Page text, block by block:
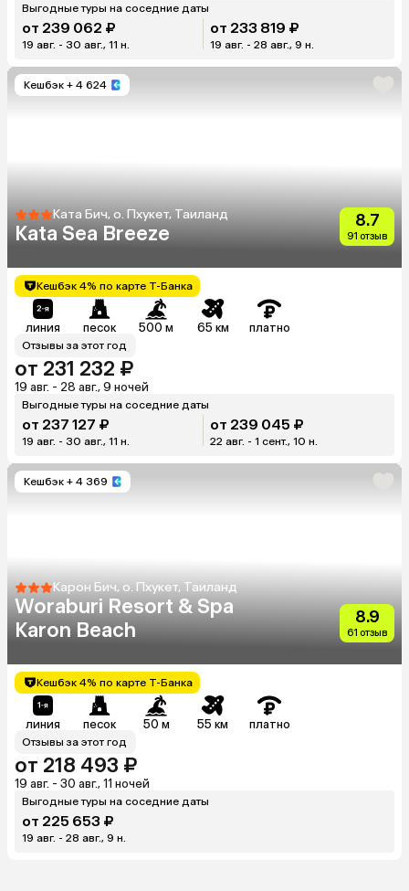
Выгодные туры на соседние даты
от 239 062 ₽
19 авг. - 30 авг., 11 н.
от 233 819 ₽
19 авг. - 28 авг., 9 н.
Кешбэк + 4 624
Ката Бич, о. Пхукет, Таиланд
Kata Sea Breeze
8.7
91 отзыв
Кешбэк 4% по карте Т-Банка
линия песок 500 м 65 км платно
Отзывы за этот год
от 231 232 ₽
19 авг. - 28 авг., 9 ночей
Выгодные туры на соседние даты
от 237 127 ₽
19 авг. - 30 авг., 11 н.
от 239 045 ₽
22 авг. - 1 сент., 10 н.
Кешбэк + 4 369
Карон Бич, о. Пхукет, Таиланд
Woraburi Resort & Spa
Karon Beach
8.9
61 отзыв
Кешбэк 4% по карте Т-Банка
линия песок 50 м 55 км платно
Отзывы за этот год
от 218 493 ₽
19 авг. - 30 авг., 11 ночей
Выгодные туры на соседние даты
от 225 653 ₽
19 авг. - 28 авг., 9 н.